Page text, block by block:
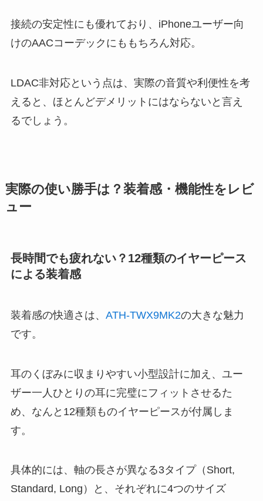
接続の安定性にも優れており、iPhoneユーザー向
けのAACコーデックにももちろん対応。
LDAC非対応という点は、実際の音質や利便性を考
えると、ほとんどデメリットにはならないと言え
るでしょう。
実際の使い勝手は？装着感・機能性をレビ
ュー
長時間でも疲れない？12種類のイヤーピース
による装着感
装着感の快適さは、 ATH-TWX9MK2の大きな魅力
です。
耳のくぼみに収まりやすい小型設計に加え、ユー
ザー一人ひとりの耳に完璧にフィットさせるた
め、なんと12種類ものイヤーピースが付属しま
す。
具体的には、軸の長さが異なる3タイプ（Short,
Standard, Long）と、それぞれに4つのサイズ